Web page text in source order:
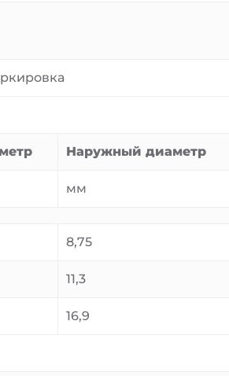
Наружный диаметр
мм
8,75
11,3
16,9